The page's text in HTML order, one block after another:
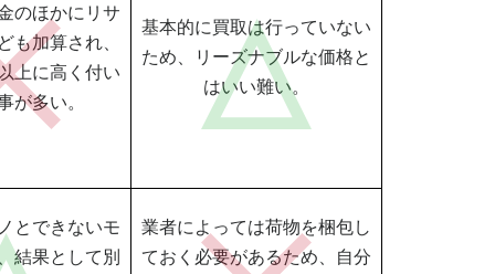
のほかにリサ
も加算され、
上に高く付い
が多い。
基本的に買取は行っていない
ため、リーズナブルな価格と
はいい難い。
とできないモ
結果として別
業者によっては荷物を梱包し
ておく必要があるため、自分